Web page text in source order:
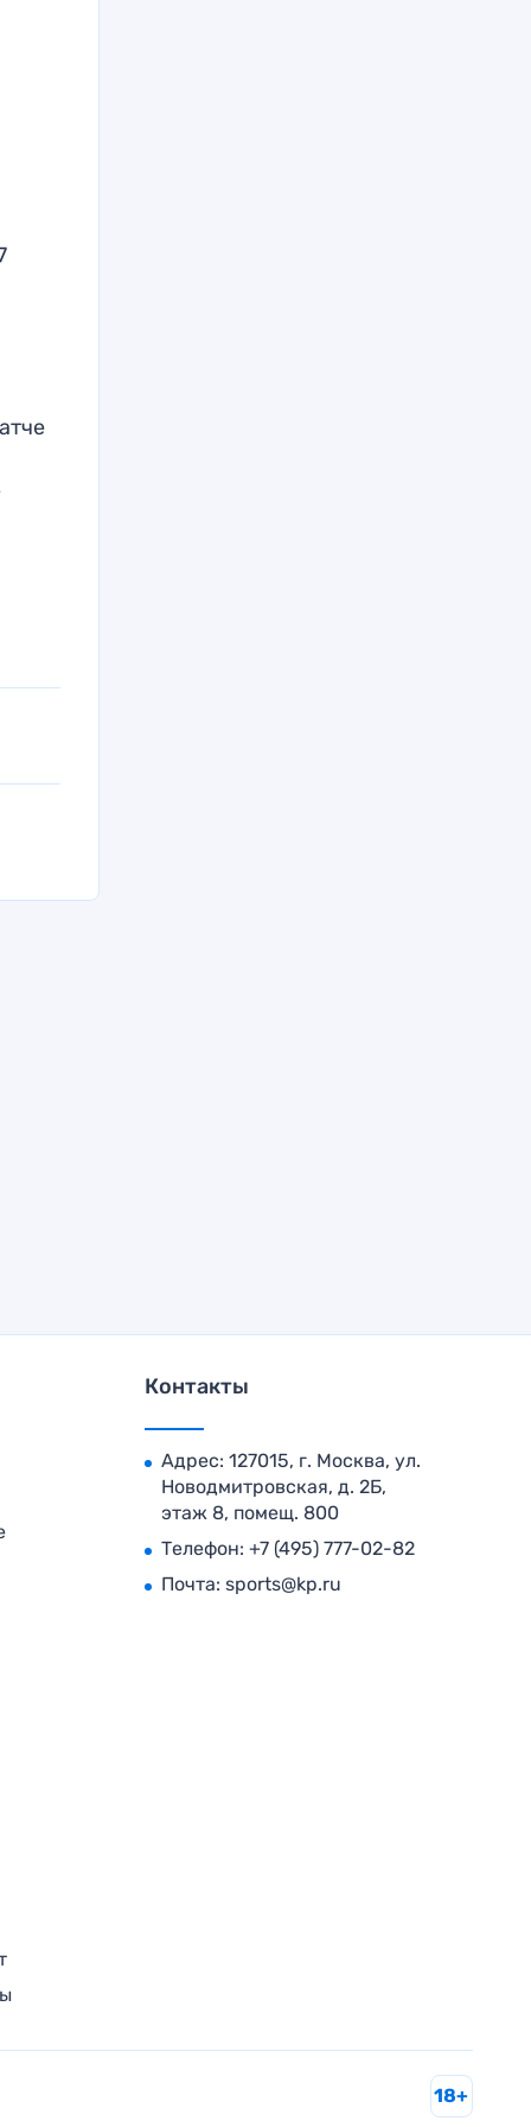
Контакты
Адрес: 127015, г. Москва, ул.
Новодмитровская, д. 2Б,
этаж 8, помещ. 800
Телефон: +7 (495) 777-02-82
Почта: sports@kp.ru
18+